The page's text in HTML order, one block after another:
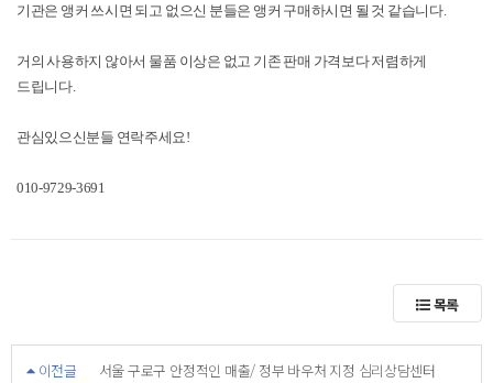
기관은 앵커 쓰시면 되고 없으신 분들은 앵커 구매하시면 될 것 같습니다.
거의 사용하지 않아서 물품 이상은 없고 기존 판매 가격보다 저렴하게
드립니다.
관심있으신분들 연락주세요!
010-9729-3691
목록
이전글
서울 구로구 안정적인 매출/ 정부 바우처 지정 심리상담센터